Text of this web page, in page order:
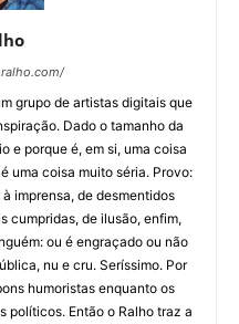
grupo de artistas digitais que
Dado o tamanho da
e porque é, em si, uma coisa
uma coisa muito séria. Provo:
imprensa, de desmentidos
cumpridas, de ilusão, enfim,
ou é engraçado ou não
nu e cru. Seríssimo. Por
humoristas enquanto os
políticos. Então o Ralho traz a